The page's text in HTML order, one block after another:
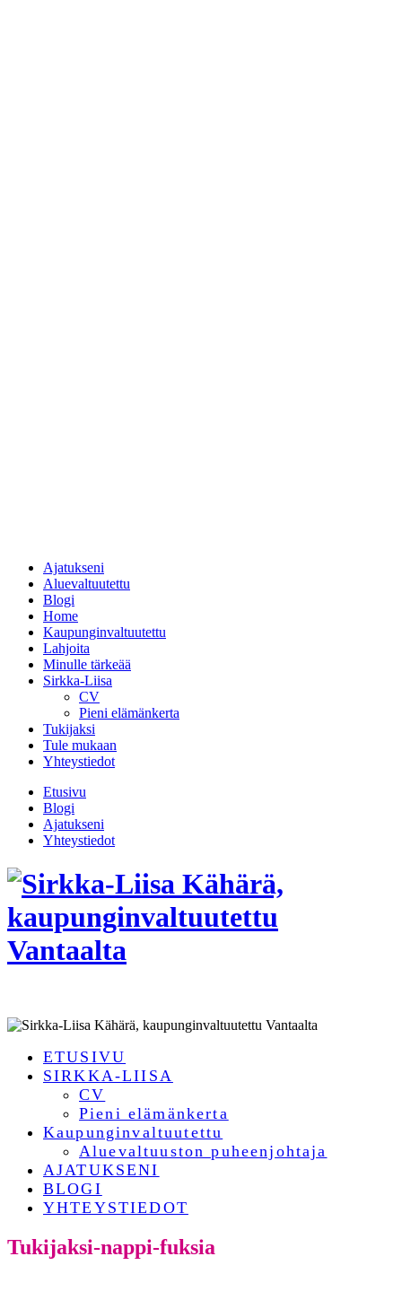
Ajatukseni
Aluevaltuutettu
Blogi
Home
Kaupunginvaltuutettu
Lahjoita
Minulle tärkeää
Sirkka-Liisa
CV
Pieni elämänkerta
Tukijaksi
Tule mukaan
Yhteystiedot
Etusivu
Blogi
Ajatukseni
Yhteystiedot
ETUSIVU
SIRKKA-LIISA
CV
Pieni elämänkerta
Kaupunginvaltuutettu
Aluevaltuuston puheenjohtaja
AJATUKSENI
BLOGI
YHTEYSTIEDOT
Tukijaksi-nappi-fuksia